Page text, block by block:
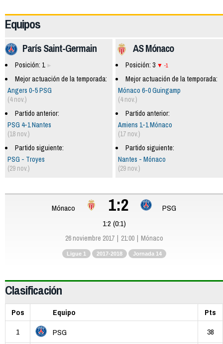
Equipos
AS Mónaco
Posición: 3 -1
Mejor actuación de la temporada:
Mónaco 6-0 Guingamp
(4 nov.)
Partido anterior:
Amiens 1-1 Mónaco
(17 nov.)
Partido siguiente:
Nantes - Mónaco
(29 nov.)
París Saint-Germain
Posición: 1
Mejor actuación de la temporada:
Angers 0-5 PSG
(4 nov.)
Partido anterior:
PSG 4-1 Nantes
(18 nov.)
Partido siguiente:
PSG - Troyes
(29 nov.)
Mónaco 1:2
PSG
1:2 (0:1)
26 noviembre 2017 21:00 Mónaco
Ligue 1 2017-2018 Jornada 14
Clasificación
Pos Equipo
Pts
1
PSG 38